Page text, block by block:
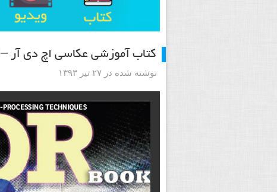
کتاب آموزشی عکاسی اچ دی آر – HDR
نوشته شده در ۲۷ تیر ۱۳۹۳